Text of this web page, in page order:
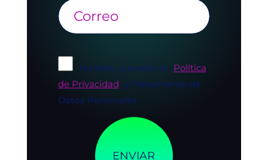
ENVIAR
He leído y acepto la Política
de Privacidad y Tratamiento de
Datos Personales